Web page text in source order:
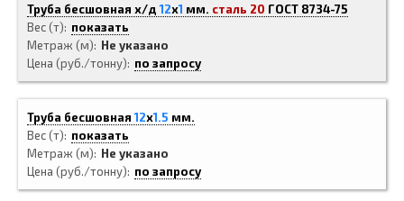
Труба бесшовная х/д12x1 мм. сталь 20 ГОСТ 8734-75
Вес (т)
показать
Метраж (м)
Не указано
Цена (руб./тонну)
по запросу
Труба бесшовная12x1.5 мм.
Вес (т)
показать
Метраж (м)
Не указано
Цена (руб./тонну)
по запросу